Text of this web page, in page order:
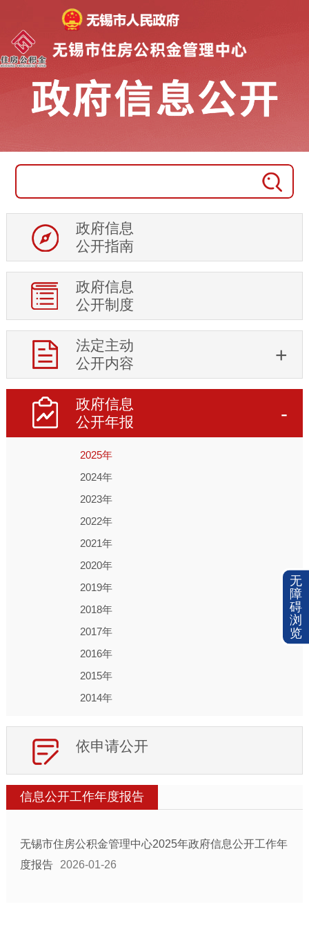
政府信息
公开指南
政府信息
公开制度
法定主动
公开内容
政府信息
公开年报
2025年
2024年
2023年
2022年
2021年
2020年
2019年
2018年
2017年
2016年
2015年
2014年
依申请公开
信息公开工作年度报告
无锡市住房公积金管理中心2025年政府信息公开工作年
度报告
2026-01-26
无
障
碍
浏
览